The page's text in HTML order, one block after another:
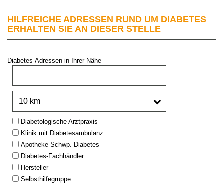
HILFREICHE ADRESSEN RUND UM DIABETES
ERHALTEN SIE AN DIESER STELLE
Diabetes-Adressen in Ihrer Nähe
Type:Diabetologische Arztpraxis
Klinik mit Diabetesambulanz
Apotheke Schwp. Diabetes
Diabetes-Fachhändler
Hersteller
Selbsthilfegruppe